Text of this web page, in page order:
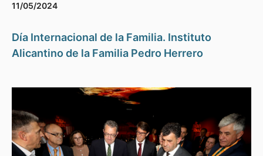
11/05/2024
Día Internacional de la Familia. Instituto
Alicantino de la Familia Pedro Herrero